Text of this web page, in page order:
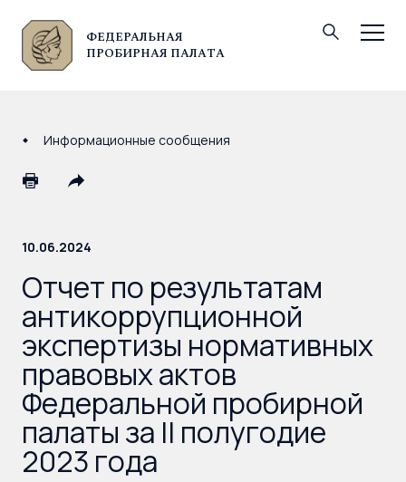
ФЕДЕРАЛЬНАЯ
ПРОБИРНАЯ ПАЛАТА
© Федеральная пробирная палата, 2026
Информационные сообщения
10.06.2024
Отчет по результатам
антикоррупционной
экспертизы нормативных
правовых актов
Федеральной пробирной
палаты за II полугодие
2023 года